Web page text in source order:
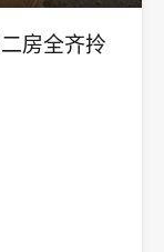
房全齐拎